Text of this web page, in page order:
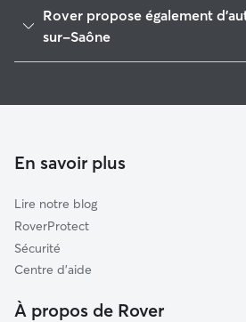
La Vôge-les-Bains
Scey-sur-Saône-et-Saint-Albin
Darney
Le Val-d'Ajol
Rover propose également
sur-Saône
Garde Chat à Port-sur-Saône
En savoir plus
Lire notre blog
RoverProtect
Sécurité
Centre d'aide
À propos de Rover